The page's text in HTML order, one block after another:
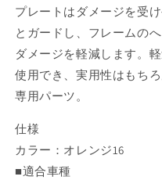
の
数
量
減
ら
す
の
数
量
を
増
プレートはダメージを受
とガードし、フレームの
ダメージを軽減します。
使用でき、実用性はもち
専用パーツ。
仕様
カラー：オレンジ16
■適合車種